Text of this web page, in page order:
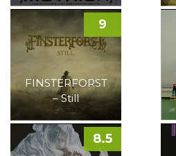
FINSTERFORST
– Still
9
8.5